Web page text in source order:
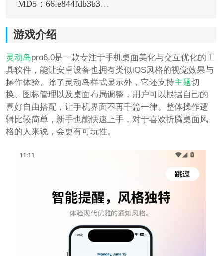
MD5：66fe844fdb3b383c3d4080856f0f72c0
游戏介绍
灵动岛pro6.0是一款专注于手机桌面美化与交互优化的工
具软件，能让安卓设备也拥有类似iOS风格的视觉效果与
操作体验。除了灵动岛样式显示外，它还支持主题切
换、图标管理以及桌面布局调整，用户可以根据自己的
喜好自由搭配，让手机界面不再千篇一律。整体操作逻
辑比较简单，新手也能快速上手，对于喜欢折腾桌面风
格的人来说，会更有可玩性。